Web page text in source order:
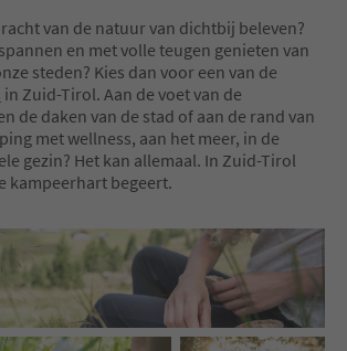
van de natuur van dichtbij beleven?
en met volle teugen genieten van
steden? Kies dan voor een van de
in Zuid-Tirol. Aan de voet van de
de daken van de stad of aan de rand van
met wellness, aan het meer, in de
gezin? Het kan allemaal. In Zuid-Tirol
kampeerhart begeert.